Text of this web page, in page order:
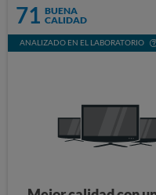
71 BUENA
CALIDAD
ANALIZADO EN EL LABORATORIO